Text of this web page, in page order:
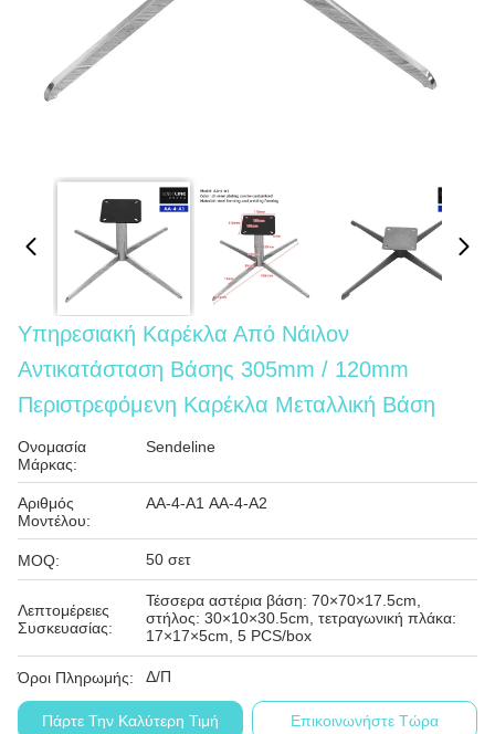
Υπηρεσιακή Καρέκλα Από Νάιλον
Αντικατάσταση Βάσης 305mm / 120mm
Περιστρεφόμενη Καρέκλα Μεταλλική Βάση
Ονομασία
Μάρκας:
Sendeline
Αριθμός
Μοντέλου:
ΑΑ-4-Α1 ΑΑ-4-Α2
MOQ: 50 σετ
Λεπτομέρειες
Συσκευασίας:
Τέσσερα αστέρια βάση: 70×70×17.5cm,
στήλος: 30×10×30.5cm, τετραγωνική πλάκα:
17×17×5cm, 5 PCS/box
Όροι Πληρωμής: Δ/Π
Πάρτε Την Καλύτερη Τιμή Επικοινωνήστε Τώρα